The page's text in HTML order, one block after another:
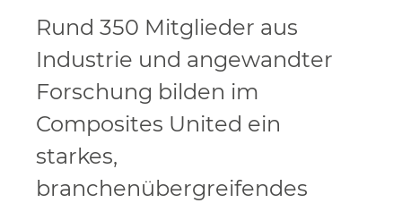
Rund 350 Mitglieder aus
Industrie und angewandter
Forschung bilden im
Composites United ein
starkes,
branchenübergreifendes